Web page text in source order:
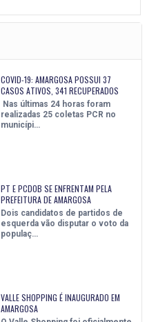
COVID-19: AMARGOSA POSSUI 37
CASOS ATIVOS, 341 RECUPERADOS
Nas últimas 24 horas foram
realizadas 25 coletas PCR no
municípi…
PT E PCDOB SE ENFRENTAM PELA
PREFEITURA DE AMARGOSA
Dois candidatos de partidos de
esquerda vão disputar o voto da
populaç…
VALLE SHOPPING É INAUGURADO EM
AMARGOSA